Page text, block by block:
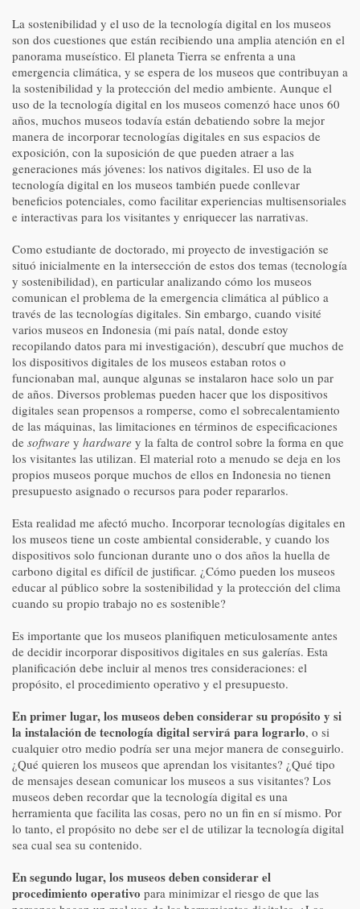
La sostenibilidad y el uso de la tecnología digital en los museos
son dos cuestiones que están recibiendo una amplia atención en el
panorama museístico. El planeta Tierra se enfrenta a una
emergencia climática, y se espera de los museos que contribuyan a
la sostenibilidad y la protección del medio ambiente. Aunque el
uso de la tecnología digital en los museos comenzó hace unos 60
años, muchos museos todavía están debatiendo sobre la mejor
manera de incorporar tecnologías digitales en sus espacios de
exposición, con la suposición de que pueden atraer a las
generaciones más jóvenes: los nativos digitales. El uso de la
tecnología digital en los museos también puede conllevar
beneficios potenciales, como facilitar experiencias multisensoriales
e interactivas para los visitantes y enriquecer las narrativas.
Como estudiante de doctorado, mi proyecto de investigación se
situó inicialmente en la intersección de estos dos temas (tecnología
y sostenibilidad), en particular analizando cómo los museos
comunican el problema de la emergencia climática al público a
través de las tecnologías digitales. Sin embargo, cuando visité
varios museos en Indonesia (mi país natal, donde estoy
recopilando datos para mi investigación), descubrí que muchos de
los dispositivos digitales de los museos estaban rotos o
funcionaban mal, aunque algunas se instalaron hace solo un par
de años. Diversos problemas pueden hacer que los dispositivos
digitales sean propensos a romperse, como el sobrecalentamiento
de las máquinas, las limitaciones en términos de especificaciones
de software y hardware y la falta de control sobre la forma en que
los visitantes las utilizan. El material roto a menudo se deja en los
propios museos porque muchos de ellos en Indonesia no tienen
presupuesto asignado o recursos para poder repararlos.
Esta realidad me afectó mucho. Incorporar tecnologías digitales en
los museos tiene un coste ambiental considerable, y cuando los
dispositivos solo funcionan durante uno o dos años la huella de
carbono digital es difícil de justificar. ¿Cómo pueden los museos
educar al público sobre la sostenibilidad y la protección del clima
cuando su propio trabajo no es sostenible?
Es importante que los museos planifiquen meticulosamente antes
de decidir incorporar dispositivos digitales en sus galerías. Esta
planificación debe incluir al menos tres consideraciones: el
propósito, el procedimiento operativo y el presupuesto.
En primer lugar, los museos deben considerar su propósito y si
la instalación de tecnología digital servirá para lograrlo, o si
cualquier otro medio podría ser una mejor manera de conseguirlo.
¿Qué quieren los museos que aprendan los visitantes? ¿Qué tipo
de mensajes desean comunicar los museos a sus visitantes? Los
museos deben recordar que la tecnología digital es una
herramienta que facilita las cosas, pero no un fin en sí mismo. Por
lo tanto, el propósito no debe ser el de utilizar la tecnología digital
sea cual sea su contenido.
En segundo lugar, los museos deben considerar el
procedimiento operativo para minimizar el riesgo de que las